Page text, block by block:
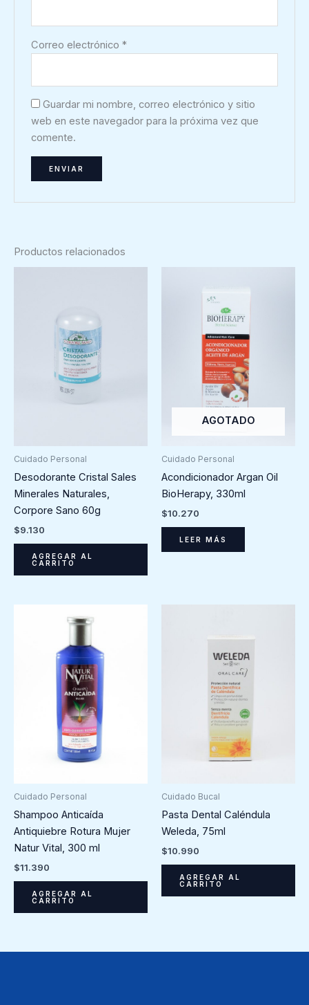
Correo electrónico*
Guardar mi nombre, correo electrónico y sitio
web en este navegador para la próxima vez que
comente.
Productos relacionados
Cuidado Personal
Desodorante Cristal Sales
Minerales Naturales,
Corpore Sano 60g
$9.130
AGREGAR AL
CARRITO
AGOTADO
Cuidado Personal
Acondicionador Argan Oil
BioHerapy, 330ml
$10.270
LEER MÁS
Cuidado Personal
Shampoo Anticaída
Antiquiebre Rotura Mujer
Natur Vital, 300 ml
$11.390
AGREGAR AL
CARRITO
Cuidado Bucal
Pasta Dental Caléndula
Weleda, 75ml
$10.990
AGREGAR AL
CARRITO